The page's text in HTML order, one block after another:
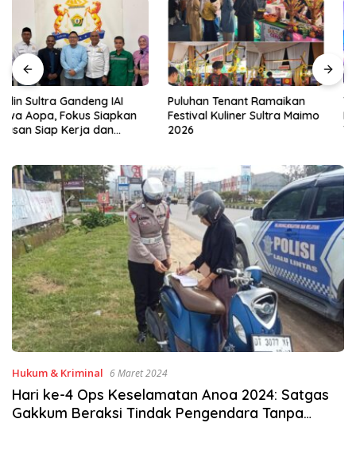
Puluhan Tenant Ramaikan
Festival Kuliner Sultra Maimo
2026
Tiga Kabupaten Sultra
Nikmati Layanan Imigrasi
Terintegrasi
Hukum & Kriminal 6 Maret 2024
Hari ke-4 Ops Keselamatan Anoa 2024: Satgas
Gakkum Beraksi Tindak Pengendara Tanpa